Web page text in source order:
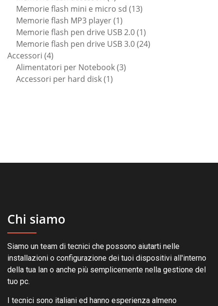
prodotti
Memorie flash mini e micro sd 1313
Memorie flash MP3 player 11
prodotto
Memorie flash pen drive USB 2.0 11
prodotto
Memorie flash pen drive USB 3.0 2424
Accessori 44
prodotti
Alimentatori per Notebook 33
Accessori per hard disk 11
Chi siamo
Siamo un team di tecnici che possono aiutarti nelle
installazioni o configurazione dei tuoi dispositivi all'interno
della tua lan o anche più semplicemente nella gestione del
tuo pc.
I tecnici sono italiani ed hanno esperienza almeno